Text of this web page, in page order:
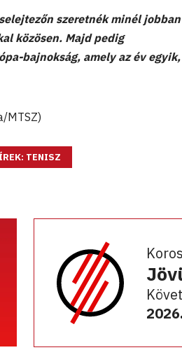
szeretnék minél jobban
közösen. Majd pedig
bajnokság, amely az év egyik,
MTSZ)
TENISZ